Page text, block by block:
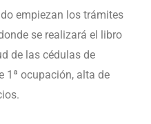
empiezan los trámites
se realizará el libro
de las cédulas de
1ª ocupación, alta de